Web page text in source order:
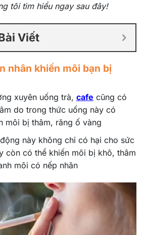
tôi tìm hiểu ngay sau đây!
Viết
nhân khiến môi bạn bị
xuyên uống trà, cafe cũng có
do trong thức uống này có
môi bị thâm, răng ố vàng
này không chỉ có hại cho sức
còn có thể khiến môi bị khô, thâm
môi có nếp nhăn